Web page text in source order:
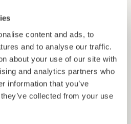
content and ads, to
and to analyse our traffic.
about your use of our site with
and analytics partners who
information that you’ve
collected from your use
da regeneração de solos.
agroalimentares